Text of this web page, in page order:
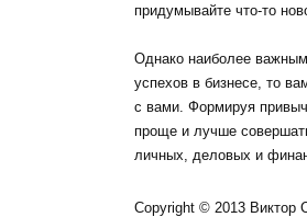
придумывайте что-то
Однако наиболее
успехов в бизнесе, то
с вами. Формируя
проще и лучше
личных, деловых и
Copyright © 2013 Виктор